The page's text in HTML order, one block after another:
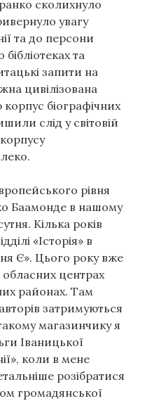
сколихнуло
увагу
та до персони
та
запити на
цивілізована
біографічних
слід у світовій
рівня
Баамонде в нашому
Кілька років
«Історія» в
Є». Цього року вже
обласних центрах
районах. Там
затримуються
магазинчику я
Іваницької
коли в мене
розібратися
громадянської